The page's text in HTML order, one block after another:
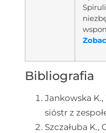
Bibliografia
Jankowska
sióstr z
Szczałuba K.,